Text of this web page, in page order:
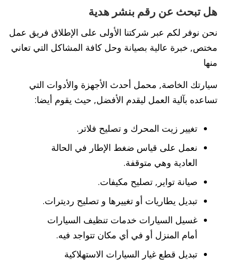
هل تبحث عن رقم بنشر هدية
نحن نوفر لكم عبر شركتنا الأولى على الإطلاق فريق عمل
مختص, خبرة عالية بصيانة وحل كافة المشاكل التي تعاني
منها
سيارتك الخاصة, محمل أحدث الأجهزة والأدوات التي
تساعده بآلية العمل ليقدم الأفضل, حيث يقوم أيضا:
تغيير زيت المحرك و تصليح فلاتر.
نعمل على قياس ضغط الإطار في الحالة
العادية وهي متوقفة.
صيانة تواير, تصليح مكيفات.
تبديل يطاريات أو تغييرها و تصليح رديترات.
غسيل السيارات خدمات تنظيف السيارات
أمام المنزل أو في أي مكان تتواجد فيه.
تبديل قطع غيار السيارات الاستهلاكية